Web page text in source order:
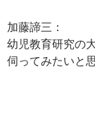
加藤諦三：
幼児教育研究の
伺ってみたいと